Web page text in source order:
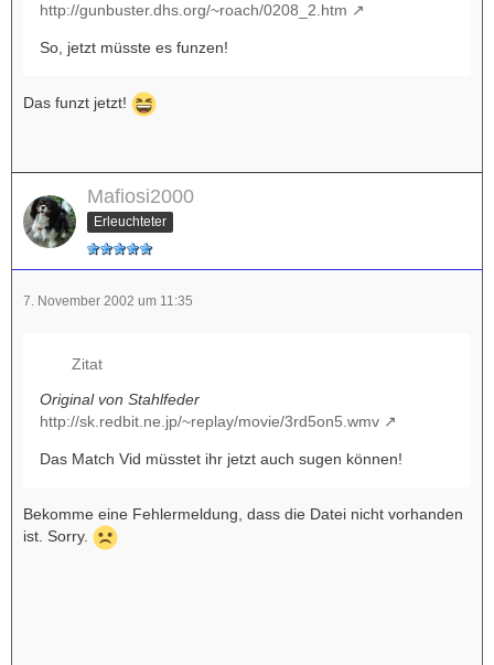
http://gunbuster.dhs.org/~roach/0208_2.htm
So, jetzt müsste es funzen!
Das funzt jetzt!
Mafiosi2000
Erleuchteter
7. November 2002 um 11:35
Zitat
Original von Stahlfeder
http://sk.redbit.ne.jp/~replay/movie/3rd5on5.wmv
Das Match Vid müsstet ihr jetzt auch sugen können!
Bekomme eine Fehlermeldung, dass die Datei nicht vorhanden
ist. Sorry.